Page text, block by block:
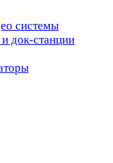
системы
док-станции